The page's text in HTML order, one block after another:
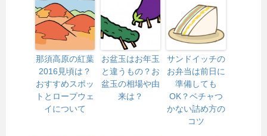
那須高原の紅葉
2016見頃は？
おすすめスポッ
トとロープウェ
イについて
お盆玉はお年玉
と違うもの？お
盆玉の相場や由
来は？
サンドイッチの
お弁当は前日に
準備しても
OK？ベチャつ
かない詰め方の
コツ